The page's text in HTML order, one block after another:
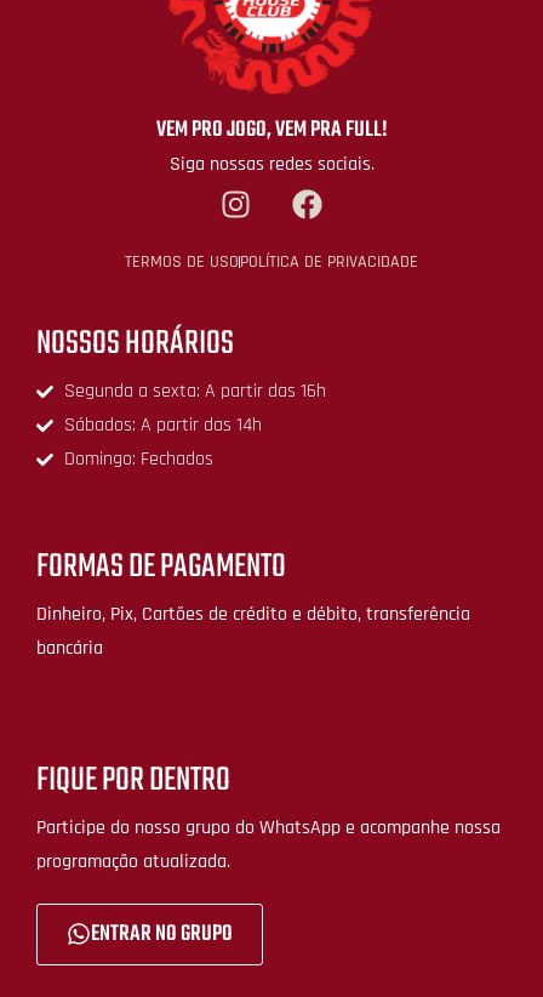
VEM PRO JOGO, VEM PRA FULL!
Siga nossas redes sociais.
TERMOS DE USOPOLÍTICA DE PRIVACIDADE
NOSSOS HORÁRIOS
Segunda a sexta: A partir das 16h
Sábados: A partir das 14h
Domingo: Fechados
FORMAS DE PAGAMENTO
Dinheiro, Pix, Cartões de crédito e débito, transferência
bancária
FIQUE POR DENTRO
Participe do nosso grupo do WhatsApp e acompanhe nossa
programação atualizada.
ENTRAR NO GRUPO